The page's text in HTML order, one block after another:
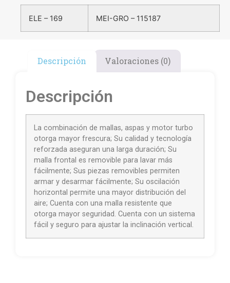
ELE – 169 MEI-GRO – 115187
Descripción Valoraciones (0)
Descripción
La combinación de mallas, aspas y motor turbo
otorga mayor frescura; Su calidad y tecnología
reforzada aseguran una larga duración; Su
malla frontal es removible para lavar más
fácilmente; Sus piezas removibles permiten
armar y desarmar fácilmente; Su oscilación
horizontal permite una mayor distribución del
aire; Cuenta con una malla resistente que
otorga mayor seguridad. Cuenta con un sistema
fácil y seguro para ajustar la inclinación vertical.